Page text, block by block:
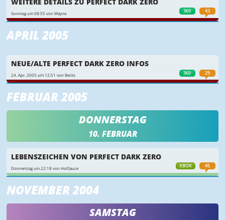
360 43
Sonntag um 08:55 von Wayne
APRIL 2005
360 29
NEUE/ALTE PERFECT DARK ZERO INFOS
24. Apr. 2005 um 12:51 von Becks
FEBRUAR 2005
DONNERSTAG
10. FEBRUAR
XBOX 45
LEBENSZEICHEN VON PERFECT DARK ZERO
Donnerstag um 22:18 von HotSauce
NOVEMBER 2004
SAMSTAG